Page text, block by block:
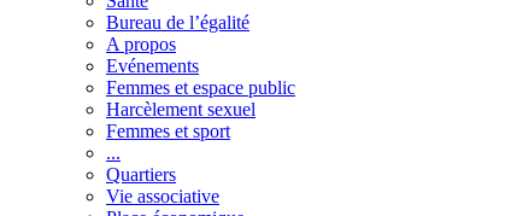
Bureau de l’égalité
A propos
Evénements
Femmes et espace public
Harcèlement sexuel
Femmes et sport
...
Quartiers
Vie associative